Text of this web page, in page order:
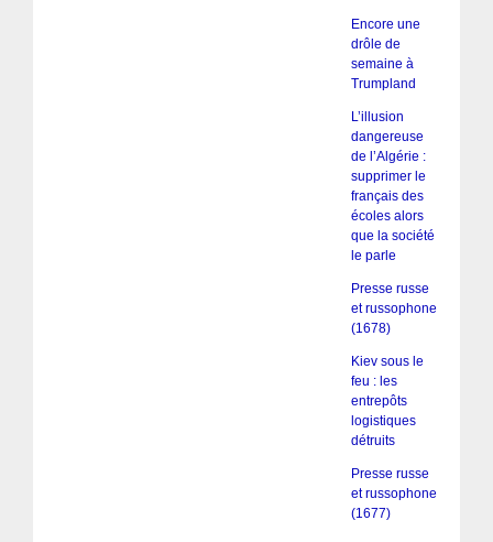
Encore une
drôle de
semaine à
Trumpland
L’illusion
dangereuse
de l’Algérie :
supprimer le
français des
écoles alors
que la société
le parle
Presse russe
et russophone
(1678)
Kiev sous le
feu : les
entrepôts
logistiques
détruits
Presse russe
et russophone
(1677)